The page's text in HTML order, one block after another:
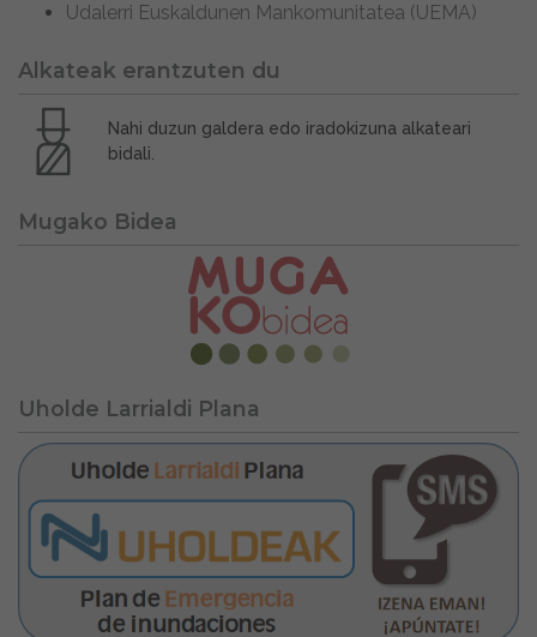
Udalerri Euskaldunen Mankomunitatea (UEMA)
Alkateak erantzuten du
Nahi duzun galdera edo iradokizuna alkateari
bidali.
Mugako Bidea
Uholde Larrialdi Plana